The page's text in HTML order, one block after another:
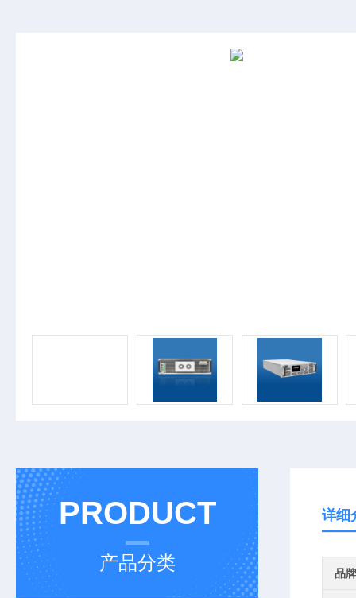
PRODUCT
产品分类
详细
品牌